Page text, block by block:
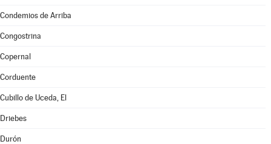
Condemios de Arriba
Congostrina
Copernal
Corduente
Cubillo de Uceda, El
Driebes
Durón